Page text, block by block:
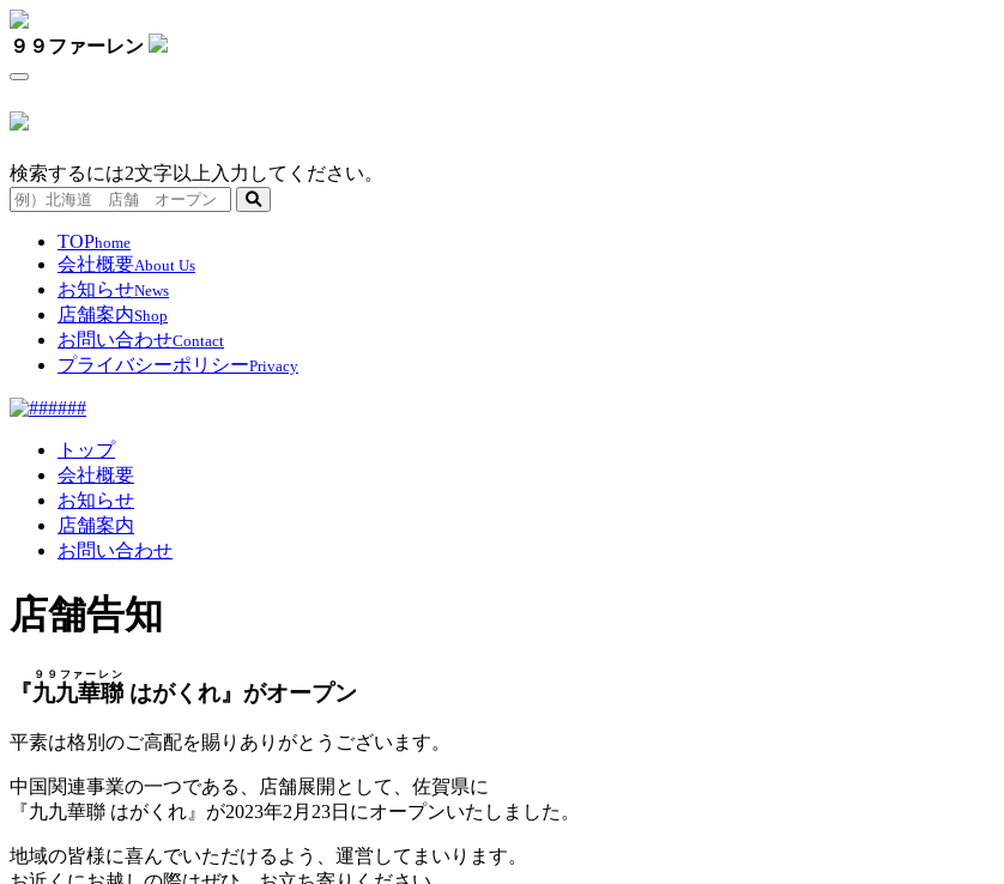
９９ファーレン
検索するには2文字以上入力してください。
TOPhome
会社概要About Us
お知らせNews
店舗案内Shop
お問い合わせContact
プライバシーポリシーPrivacy
トップ
会社概要
お知らせ
店舗案内
お問い合わせ
店舗告知
『九九華聯
９９ファーレン
はがくれ』がオープン
平素は格別のご高配を賜りありがとうございます。
中国関連事業の一つである、店舗展開として、佐賀県に
『九九華聯 はがくれ』が2023年2月23日にオープンいたしました。
地域の皆様に喜んでいただけるよう、運営してまいります。